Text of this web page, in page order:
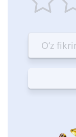
star
Terrible
—
Bad